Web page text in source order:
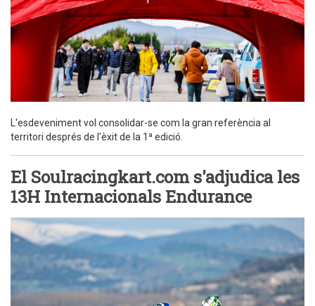
L'esdeveniment vol consolidar-se com la gran referència al
territori després de l'èxit de la 1ª edició.
El Soulracingkart.com s'adjudica les
13H Internacionals Endurance